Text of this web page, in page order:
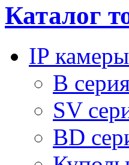
Каталог
IP камеры
B
SV
BD